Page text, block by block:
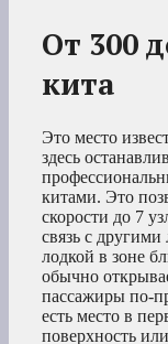
От 300
кита
Это место
здесь
китами. Это
скорости до 7
связь с
лодкой в зоне
обычно
пассажиры по-
есть место в
поверхность